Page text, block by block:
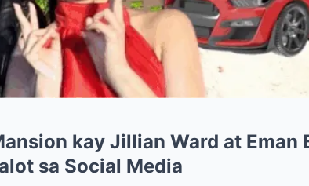
kay Jillian Ward at Eman
sa Social Media